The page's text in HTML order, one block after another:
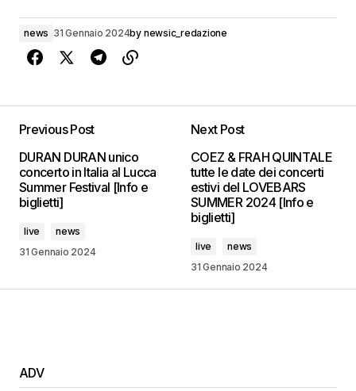
news 31 Gennaio 2024by newsic_redazione
Previous Post
DURAN DURAN unico
concerto in Italia al Lucca
Summer Festival [Info e
biglietti]
live
news
31 Gennaio 2024
Next Post
COEZ & FRAH QUINTALE
tutte le date dei concerti
estivi del LOVEBARS
SUMMER 2024 [Info e
biglietti]
live
news
31 Gennaio 2024
ADV